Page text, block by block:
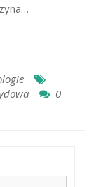
0